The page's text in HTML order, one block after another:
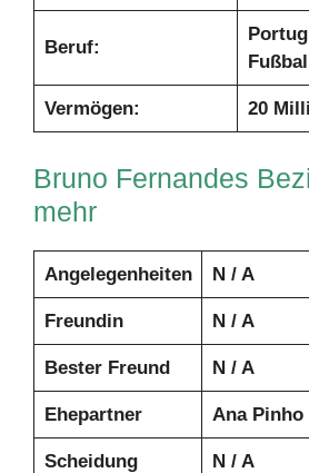
Beruf:
Vermögen: 20
Bruno Fernandes
mehr
Angelegenheiten N / A
Freundin N / A
Bester Freund N / A
Ehepartner Ana Pinho
Scheidung N / A